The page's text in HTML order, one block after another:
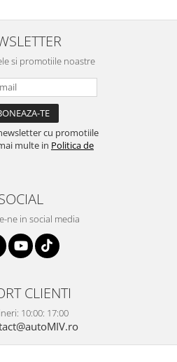
si promotiile noastre
cu promotiile
multe in Politica de
ne in social media
CLIENTI
10:00: 17:00